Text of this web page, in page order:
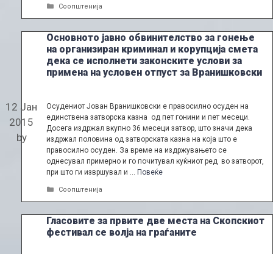
Categories
Соопштенија
Основното јавно обвинителство за гонење
на организиран криминал и корупција смета
дека се исполнети законските услови за
примена на условен отпуст за Вранишковски
12 Јан
2015
by
Осудениот Јован Вранишковски е правосилно осуден на
единствена затворска казна од пет гонини и пет месеци.
Досега издржал вкупно 36 месеци затвор, што значи дека
издржал половина од затворската казна на која што е
правосилно осуден. За време на издржувањето се
однесувал примерно и го почитувал куќниот ред во затворот,
при што ги извршувал и … Повеќе
Categories
Соопштенија
Гласовите за првите две местa нa Скoпскиот
фестивaл се вoлјa нa грaѓaните